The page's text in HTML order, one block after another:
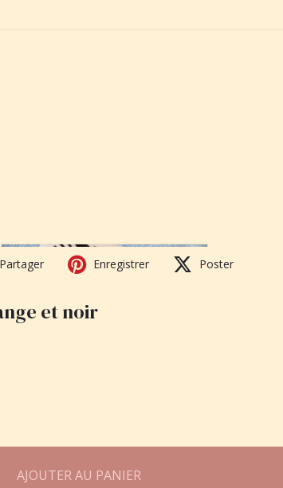
Partager Enregistrer Poster
et noir
AJOUTER AU PANIER